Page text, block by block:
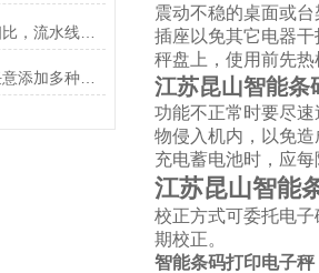
与传统的手动称重方式相比，流水线自动检重秤具备哪些优势呢
震动不稳的桌面或
插座以免其它电器
秤盘上，使用前先
江苏昆山智能条
功能不正常时要尽
物侵入机内，以免
充电蓄电池时，应
江苏昆山智能
校正方式可委托电
期校正。
智能条码打印电子